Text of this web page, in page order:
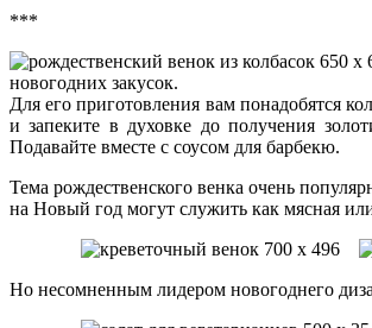
***
новогодних закусок.
Для его приготовления вам понадобятся
и запеките в духовке до получения
Подавайте вместе с соусом для барбекю.
Тема рождественского венка очень
на Новый год могут служить как мясная
Но несомненным лидером новогоднего